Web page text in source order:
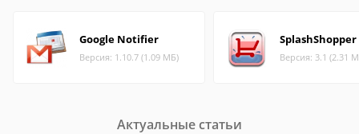
Google Notifier
Версия: 1.10.7 (1.09 МБ)
SplashShopper
Версия: 3.1 (2.31
Актуальные статьи